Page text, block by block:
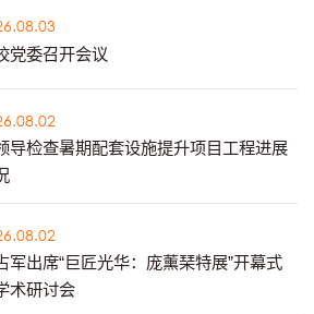
党委召开会议
导检查暑期配套设施提升项目工程进展
军出席“巨匠光华：庞薰琹特展”开幕式
术研讨会